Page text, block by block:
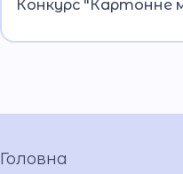
ліцеїстів.
Конкурс "Картонне
Головна